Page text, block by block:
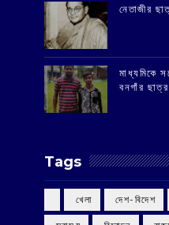
‌নেতাজীর
মাধ্যমিকে
বনগাঁর ছাত্র
Tags
‌ খেলা ‌ দেশ-বিদেশ